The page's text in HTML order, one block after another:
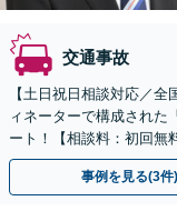
交通事故
【土日祝日相談対応／
ィネーターで構成された
ート！【相談料：初回無
ぐ相談！
事例を見る(3件)